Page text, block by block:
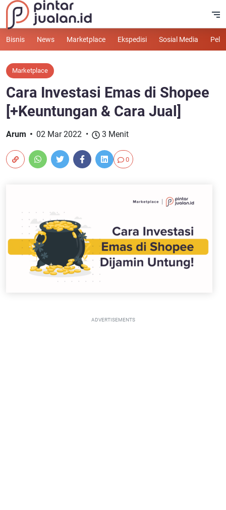
Bisnis News Marketplace Ekspedisi Sosial Media
Marketplace
Cara Investasi Emas di Shopee
[+Keuntungan & Cara Jual]
Arum 02 Mar 2022 3 Menit
0
ADVERTISEMENTS